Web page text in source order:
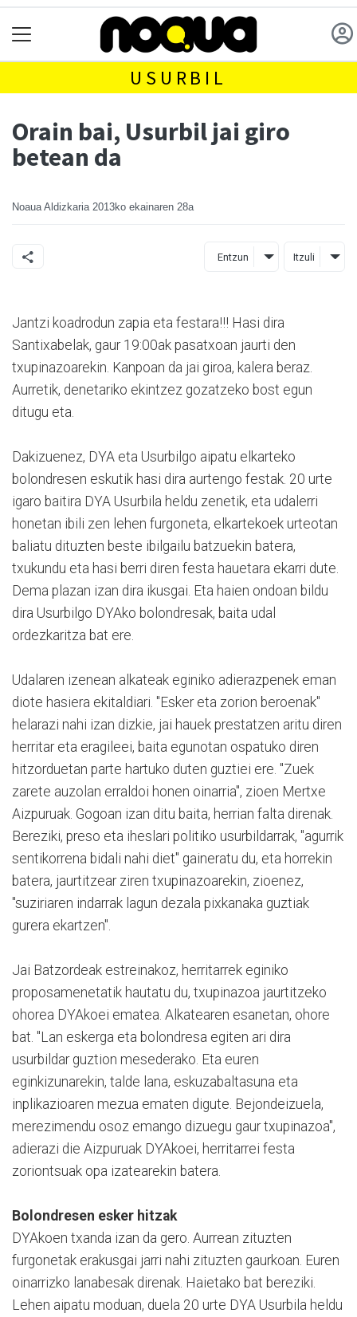
USURBIL
Orain bai, Usurbil jai giro
betean da
Noaua Aldizkaria 2013ko ekainaren 28a
Entzun Itzuli
Jantzi koadrodun zapia eta festara!!! Hasi dira
Santixabelak, gaur 19:00ak pasatxoan jaurti den
txupinazoarekin. Kanpoan da jai giroa, kalera beraz.
Aurretik, denetariko ekintzez gozatzeko bost egun
ditugu eta.
Dakizuenez, DYA eta Usurbilgo aipatu elkarteko
bolondresen eskutik hasi dira aurtengo festak. 20 urte
igaro baitira DYA Usurbila heldu zenetik, eta udalerri
honetan ibili zen lehen furgoneta, elkartekoek urteotan
baliatu dituzten beste ibilgailu batzuekin batera,
txukundu eta hasi berri diren festa hauetara ekarri dute.
Dema plazan izan dira ikusgai. Eta haien ondoan bildu
dira Usurbilgo DYAko bolondresak, baita udal
ordezkaritza bat ere.
Udalaren izenean alkateak eginiko adierazpenek eman
diote hasiera ekitaldiari. "Esker eta zorion beroenak"
helarazi nahi izan dizkie, jai hauek prestatzen aritu diren
herritar eta eragileei, baita egunotan ospatuko diren
hitzorduetan parte hartuko duten guztiei ere. "Zuek
zarete auzolan erraldoi honen oinarria", zioen Mertxe
Aizpuruak. Gogoan izan ditu baita, herrian falta direnak.
Bereziki, preso eta iheslari politiko usurbildarrak, "agurrik
sentikorrena bidali nahi diet" gaineratu du, eta horrekin
batera, jaurtitzear ziren txupinazoarekin, zioenez,
"suziriaren indarrak lagun dezala pixkanaka guztiak
gurera ekartzen".
Jai Batzordeak estreinakoz, herritarrek eginiko
proposamenetatik hautatu du, txupinazoa jaurtitzeko
ohorea DYAkoei ematea. Alkatearen esanetan, ohore
bat. "Lan eskerga eta bolondresa egiten ari dira
usurbildar guztion mesederako. Eta euren
eginkizunarekin, talde lana, eskuzabaltasuna eta
inplikazioaren mezua ematen digute. Bejondeizuela,
merezimendu osoz emango dizuegu gaur txupinazoa",
adierazi die Aizpuruak DYAkoei, herritarrei festa
zoriontsuak opa izatearekin batera.
Bolondresen esker hitzak
DYAkoen txanda izan da gero. Aurrean zituzten
furgonetak erakusgai jarri nahi zituzten gaurkoan. Euren
oinarrizko lanabesak direnak. Haietako bat bereziki.
Lehen aipatu moduan, duela 20 urte DYA Usurbila heldu